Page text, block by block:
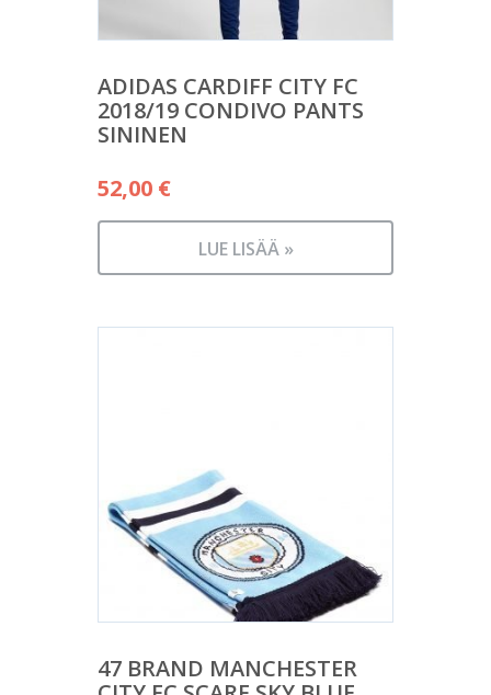
ADIDAS CARDIFF CITY FC
2018/19 CONDIVO PANTS
SININEN
52,00 €
LUE LISÄÄ »
47 BRAND MANCHESTER